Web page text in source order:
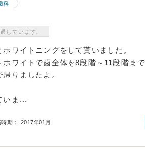
科
しています。
ワイトニングをして貰いました。
ホワイトで歯全体を8段階～11段階まで
りましたよ。
いま...
時期： 2017年01月